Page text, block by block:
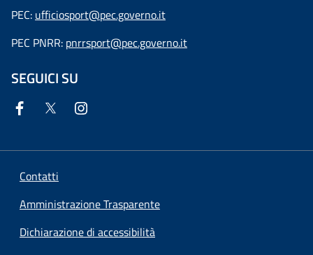
PEC: ufficiosport@pec.governo.it
PEC PNRR: pnrrsport@pec.governo.it
SEGUICI SU
Contatti
Amministrazione Trasparente
Dichiarazione di accessibilità